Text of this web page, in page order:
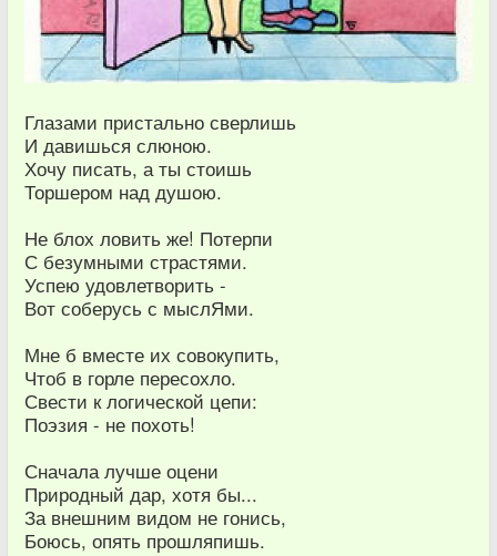
Глазами пристально сверлишь
И давишься слюною.
Хочу писать, а ты стоишь
Торшером над душою.
Не блох ловить же! Потерпи
С безумными страстями.
Успею удовлетворить -
Вот соберусь с мыслЯми.
Мне б вместе их совокупить,
Чтоб в горле пересохло.
Свести к логической цепи:
Поэзия - не похоть!
Сначала лучше оцени
Природный дар, хотя бы...
За внешним видом не гонись,
Боюсь, опять прошляпишь.